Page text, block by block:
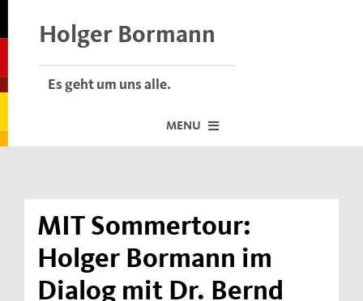
Holger Bormann
Es geht um uns alle.
MENU
Über mich
Dafür stehe ich
Termine vor Ort
MIT Sommertour:
Holger Bormann im
Dialog mit Dr. Bernd